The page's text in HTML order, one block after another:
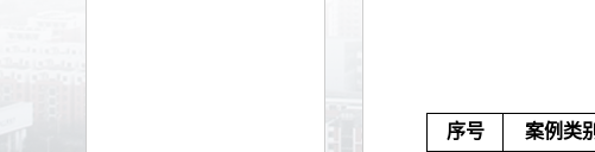
序号 案例类别